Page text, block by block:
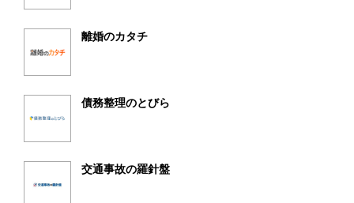
離婚のカタチ
債務整理のとびら
交通事故の羅針盤